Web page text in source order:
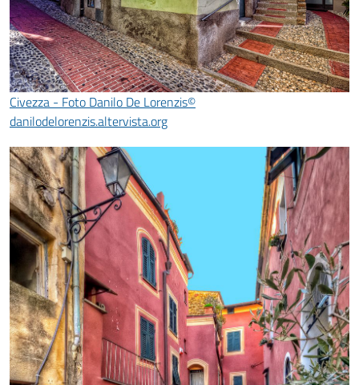
Civezza - Foto Danilo De Lorenzis©
danilodelorenzis.altervista.org